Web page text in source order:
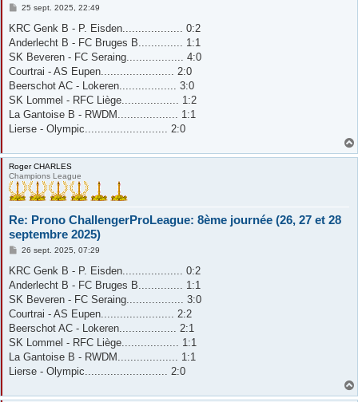
M
s
a
g
25 sept. 2025, 22:49
KRC Genk B - P. Eisden................... 0:2
Anderlecht B - FC Bruges B.............. 1:1
SK Beveren - FC Seraing.................. 4:0
Courtrai - AS Eupen....................... 2:0
Beerschot AC - Lokeren.................. 3:0
SK Lommel - RFC Liège.................. 1:2
La Gantoise B - RWDM................... 1:1
Lierse - Olympic.......................... 2:0
Roger CHARLES
Champions League
Re: Prono ChallengerProLeague: 8ème journée (26, 27 et 28
septembre 2025)
M
s
a
g
26 sept. 2025, 07:29
KRC Genk B - P. Eisden................... 0:2
Anderlecht B - FC Bruges B.............. 1:1
SK Beveren - FC Seraing.................. 3:0
Courtrai - AS Eupen....................... 2:2
Beerschot AC - Lokeren.................. 2:1
SK Lommel - RFC Liège.................. 1:1
La Gantoise B - RWDM................... 1:1
Lierse - Olympic.......................... 2:0